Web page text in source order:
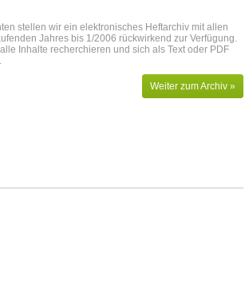
stellen wir ein elektronisches Heftarchiv mit allen
Jahres bis 1/2006 rückwirkend zur Verfügung.
Inhalte recherchieren und sich als Text oder PDF
Weiter zum Archiv »